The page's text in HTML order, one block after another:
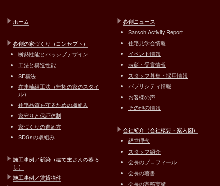
ホーム
参創の家づくり（コンセプト）
断熱性能とパッシブデザイン
工法と構造性能
SE構法
在来軸組工法（無拓の家のスタイ
ル）
住宅品質を守るための取組み
家守りと保証体制
家づくりの進め方
SDGsの取組み
施工事例／新築（建て主さんの暮ら
し）
施工事例／賃貸物件
参創ニュース
Sansoh Activity Report
住宅見学会情報
イベント情報
表彰・受賞情報
スタッフ募集・採用情報
パブリシティ情報
お客様の声
その他の情報
会社紹介（会社概要・案内図）
経営理念
スタッフ紹介
会長のプロフィール
会長の著書
会長の寄稿実績